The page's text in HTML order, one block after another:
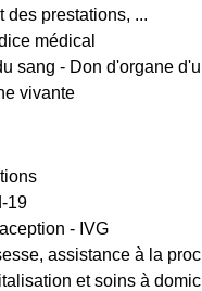
des prestations, ...
médical
sang - Don d'organe
vivante
19
- IVG
assistance à la
et soins à